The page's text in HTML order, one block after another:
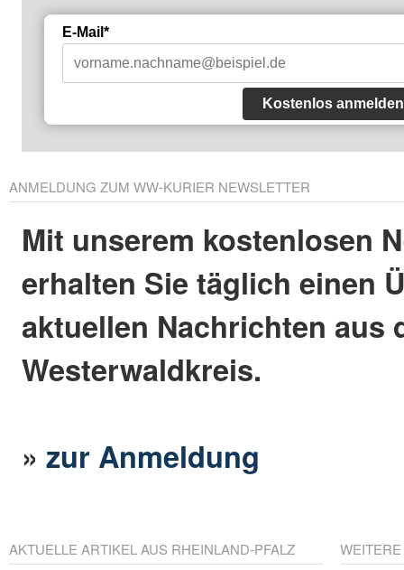
E-Mail*
Kostenlos anmelden
ANMELDUNG ZUM WW-KURIER NEWSLETTER
Mit unserem kostenlosen
erhalten Sie täglich einen
aktuellen Nachrichten aus
Westerwaldkreis.
»zur Anmeldung
AKTUELLE ARTIKEL AUS RHEINLAND-PFALZ